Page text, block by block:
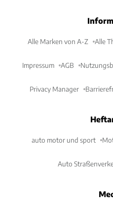
Alle Marken von A-Z Alle
Impressum AGB
Privacy Manager
auto motor und sport
Auto